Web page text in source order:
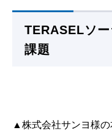
TERASELソ
課題
▲株式会社サンヨ様